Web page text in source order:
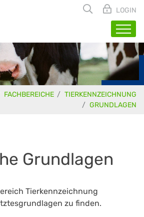
LOGIN
FACHBEREICHE
TIERKENNZEICHNUNG
GRUNDLAGEN
Grundlagen
Tierkennzeichnung
zu finden.